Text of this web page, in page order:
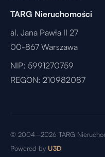
A Home That Gives
There are also those
This home does not
TARG Nieruchomości
al. Jana Pawła II 27
00-867 Warszawa
NIP: 5991270759
REGON: 210982087
© 2004–2026 TARG
Powered by U3D